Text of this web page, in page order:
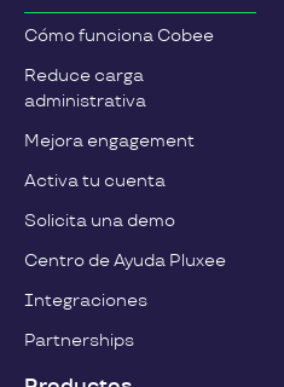
Cómo funciona Cobee
Reduce carga
administrativa
Mejora engagement
Activa tu cuenta
Solicita una demo
Centro de Ayuda Pluxee
Integraciones
Partnerships